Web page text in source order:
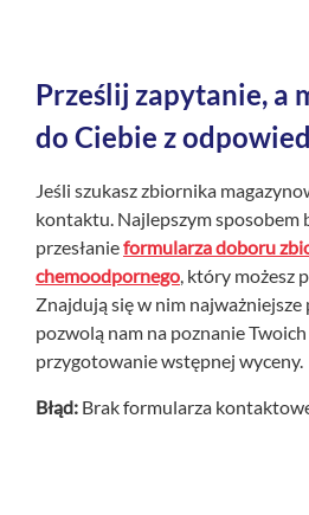
Prześlij zapytanie, a
do Ciebie z
Jeśli szukasz zbiornika
kontaktu. Najlepszym sposobem
przesłanieformularza doboru
chemoodpornego, który możesz
Znajdują się w nim
pozwolą nam na poznanie
przygotowanie wstępnej wyceny.
Błąd: Brak formularza